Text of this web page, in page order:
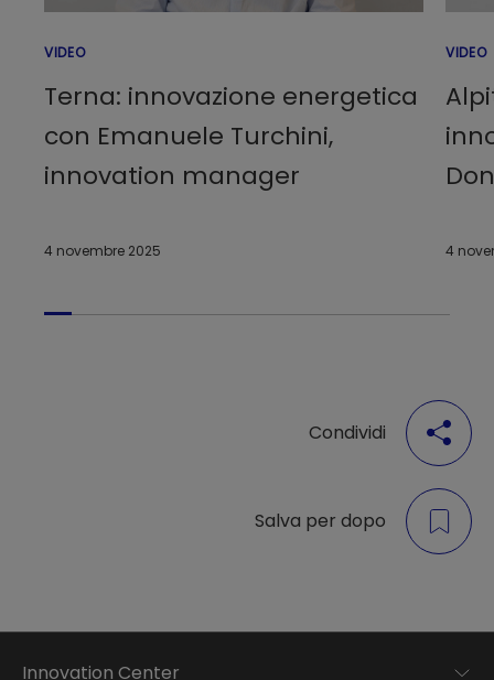
VIDEO
Terna: innovazione energetica
con Emanuele Turchini,
innovation manager
4 novembre 2025
VIDEO
4
Condividi
Salva per dopo
Innovation Center